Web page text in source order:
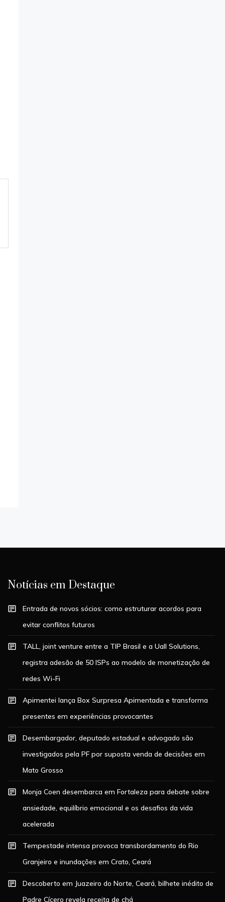
Notícias em Destaque
Entrada de novos sócios: como estruturar acordos para
evitar conflitos futuros
TALL, joint venture entre a TIP Brasil e a Uall Solutions,
registra adesão de 50 ISPs ao modelo de monetização de
redes Wi-Fi
Apimentei lança Box Surpresa Apimentada e transforma
presentes em experiências provocantes
Desembargador, deputado estadual e advogado são
investigados pela PF por suposta venda de decisões em
Mato Grosso
Monja Coen desembarca em Fortaleza para debate sobre
ansiedade, equilíbrio emocional e os desafios da vida
acelerada
Tempestade intensa provoca transbordamento do Rio
Granjeiro e inundações em Crato, Ceará
Descoberto em Juazeiro do Norte, Ceará, bilhete inédito de
Padre Cícero revela receita de chá